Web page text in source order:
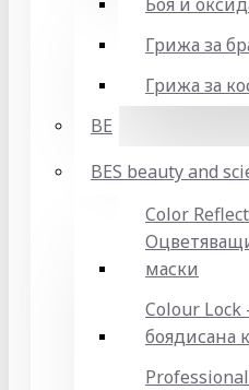
Грижа за
Грижа за
BE
BES beauty and
Color
маски
Colour Lock
боядисана